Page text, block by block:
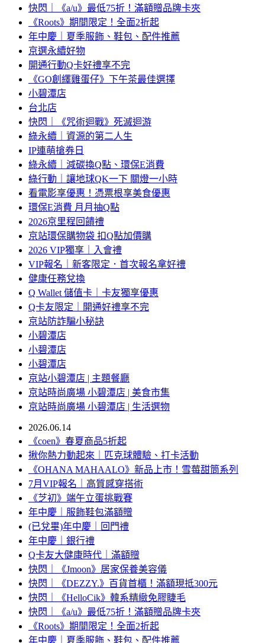
快閃｜《a/u》最低75折！滿額贈品牌卡夾
《Roots》期間限定！全面2折起
年中慶｜夏季服飾、鞋包、配件推薦
京選永續好物
開通行動Q卡好禮享不完
《GO創繹雞蛋仔》下午茶最佳選擇
小碧潭店
台北店
快閃｜《咒術迴戰》死滅迴游
綠永續｜資源的第二人生
IP連萌搶券日
綠永續｜減碳換Q點、環保E消費
綠行動｜讓地球QK一下 關燈一小時
看電影享優惠！憑票根享美食優惠
環保E消費 月月抽Q點
2026京里程回饋禮
京站環保購物袋 扣Q點加價購
2026 VIP獨享｜入會禮
VIP報名｜新客限定．首次報名拿好禮
健康任務兌換
Q Wallet 儲值卡｜卡友獨享優惠
Q卡友限定｜開通好禮享不完
京站防詐騙小秘訣
小碧潭店
小碧潭店
小碧潭店
京站小碧潭店 | 主題餐廳
京站時尚廣場 小碧潭店 | 美食市集
京站時尚廣場 小碧潭店 | 生活選物
2026.06.14
《coen》春夏商品5折起
揪你熱力動起來｜匹克球體驗、打卡活動
《OHANA MAHAALO》新品上市！雪莓甜筒系列
7月VIP報名｜高質感穿搭術
《芝初》端午立蛋挑戰賽
年中慶｜服飾鞋包滿額贈
(已兌畢)年中慶｜回門禮
年中慶｜銀行禮
Q卡友大健康時代｜滿額贈
快閃｜《Jmoon》居家保養美容儀
快閃｜《DEZZY.》百貨首櫃！滿額現抵300元
快閃｜《HelloCik》韓系精緻免膠睫毛
快閃｜《a/u》最低75折！滿額贈品牌卡夾
《Roots》期間限定！全面2折起
年中慶｜夏季服飾、鞋包、配件推薦